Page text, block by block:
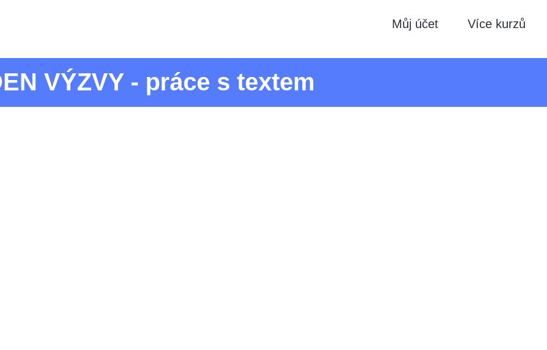
Můj účet Více kurzů
VÝZVY - práce s textem